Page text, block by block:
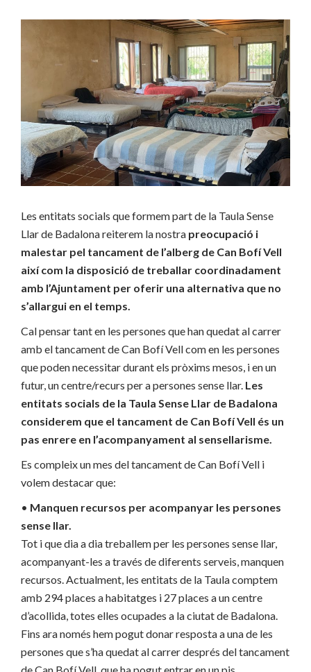
Les entitats socials que formem part de la Taula Sense
Llar de Badalona reiterem la nostra preocupació i
malestar pel tancament de l’alberg de Can Bofí Vell
així com la disposició de treballar coordinadament
amb l’Ajuntament per oferir una alternativa que no
s’allargui en el temps.
Cal pensar tant en les persones que han quedat al carrer
amb el tancament de Can Bofí Vell com en les persones
que poden necessitar durant els pròxims mesos, i en un
futur, un centre/recurs per a persones sense llar. Les
entitats socials de la Taula Sense Llar de Badalona
considerem que el tancament de Can Bofí Vell és un
pas enrere en l’acompanyament al sensellarisme.
Es compleix un mes del tancament de Can Bofí Vell i
volem destacar que:
• Manquen recursos per acompanyar les persones
sense llar.
Tot i que dia a dia treballem per les persones sense llar,
acompanyant-les a través de diferents serveis, manquen
recursos. Actualment, les entitats de la Taula comptem
amb 294 places a habitatges i 27 places a un centre
d’acollida, totes elles ocupades a la ciutat de Badalona.
Fins ara només hem pogut donar resposta a una de les
persones que s’ha quedat al carrer després del tancament